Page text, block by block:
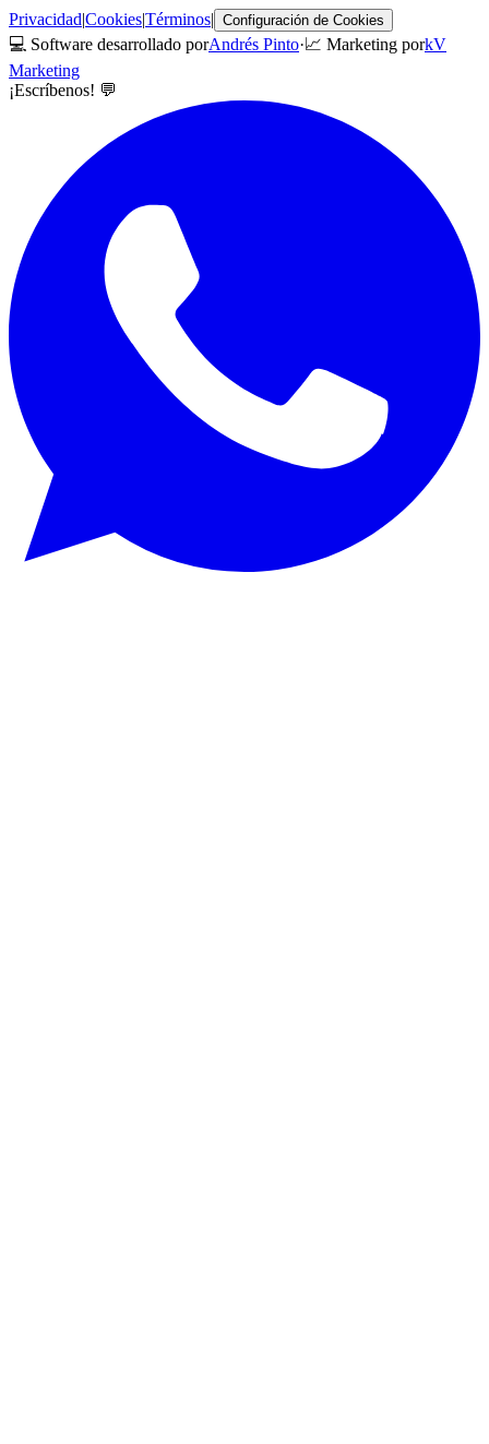
Privacidad|Cookies|Términos| Configuración de Cookies
💻 Software desarrollado porAndrés Pinto·📈 Marketing porkV
Marketing
¡Escríbenos! 💬